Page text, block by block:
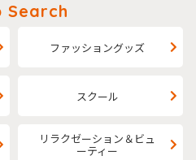
Search
ファッショングッズ
スクール
リラクゼーション＆ビュ
ーティー